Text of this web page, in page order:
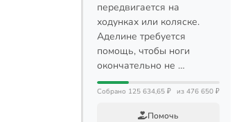
передвигается на
ходунках или коляске.
Аделине требуется
помощь, чтобы ноги
окончательно не …
Собрано 125 634,65 ₽ из 476 650 ₽
Помочь